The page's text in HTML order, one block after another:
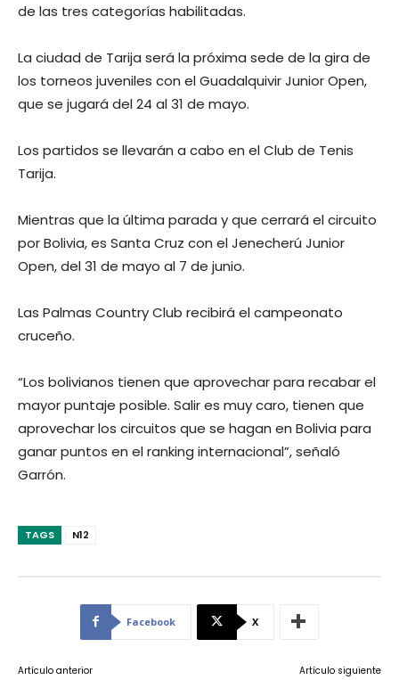
de las tres categorías habilitadas.
La ciudad de Tarija será la próxima sede de la gira de
los torneos juveniles con el Guadalquivir Junior Open,
que se jugará del 24 al 31 de mayo.
Los partidos se llevarán a cabo en el Club de Tenis
Tarija.
Mientras que la última parada y que cerrará el circuito
por Bolivia, es Santa Cruz con el Jenecherú Junior
Open, del 31 de mayo al 7 de junio.
Las Palmas Country Club recibirá el campeonato
cruceño.
“Los bolivianos tienen que aprovechar para recabar el
mayor puntaje posible. Salir es muy caro, tienen que
aprovechar los circuitos que se hagan en Bolivia para
ganar puntos en el ranking internacional”, señaló
Garrón.
TAGS N12
Facebook X
Artículo anterior Artículo siguiente